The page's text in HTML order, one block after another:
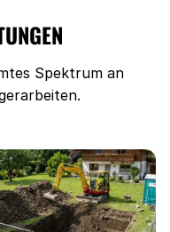
Spektrum an